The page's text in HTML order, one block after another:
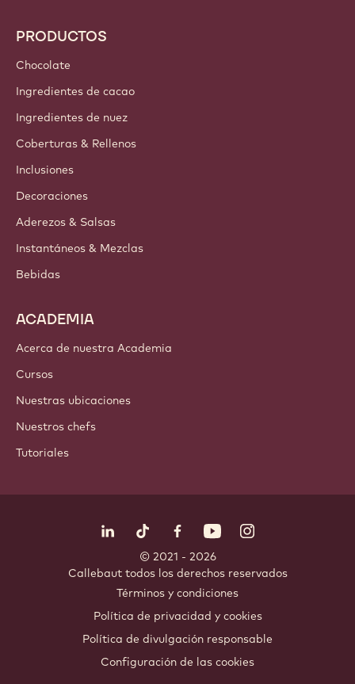
PRODUCTOS
Chocolate
Ingredientes de cacao
Ingredientes de nuez
Coberturas & Rellenos
Inclusiones
Decoraciones
Aderezos & Salsas
Instantáneos & Mezclas
Bebidas
ACADEMIA
Acerca de nuestra Academia
Cursos
Nuestras ubicaciones
Nuestros chefs
Tutoriales
LinkedIn Opens in a new window.
TikTok Opens in a new window.
Facebook Opens in a new
YouTubeInstagram
© 2021 - 2026
Callebaut. todos los derechos reservados
Términos y condiciones
Política de privacidad y cookies
Política de divulgación responsable
Configuración de las cookies